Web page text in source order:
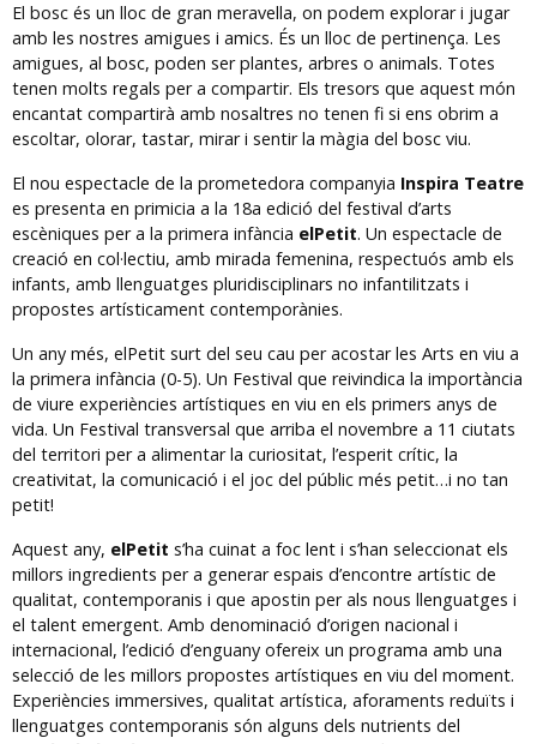
El bosc és un lloc de gran meravella, on podem explorar i jugar
amb les nostres amigues i amics. És un lloc de pertinença. Les
amigues, al bosc, poden ser plantes, arbres o animals. Totes
tenen molts regals per a compartir. Els tresors que aquest món
encantat compartirà amb nosaltres no tenen fi si ens obrim a
escoltar, olorar, tastar, mirar i sentir la màgia del bosc viu.
El nou espectacle de la prometedora companyia Inspira Teatre
es presenta en primicia a la 18a edició del festival d’arts
escèniques per a la primera infància elPetit. Un espectacle de
creació en col·lectiu, amb mirada femenina, respectuós amb els
infants, amb llenguatges pluridisciplinars no infantilitzats i
propostes artísticament contemporànies.
Un any més, elPetit surt del seu cau per acostar les Arts en viu a
la primera infància (0-5). Un Festival que reivindica la importància
de viure experiències artístiques en viu en els primers anys de
vida. Un Festival transversal que arriba el novembre a 11 ciutats
del territori per a alimentar la curiositat, l’esperit crític, la
creativitat, la comunicació i el joc del públic més petit…i no tan
petit!
Aquest any, elPetit s’ha cuinat a foc lent i s’han seleccionat els
millors ingredients per a generar espais d’encontre artístic de
qualitat, contemporanis i que apostin per als nous llenguatges i
el talent emergent. Amb denominació d’origen nacional i
internacional, l’edició d’enguany ofereix un programa amb una
selecció de les millors propostes artístiques en viu del moment.
Experiències immersives, qualitat artística, aforaments reduïts i
llenguatges contemporanis són alguns dels nutrients del